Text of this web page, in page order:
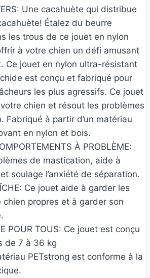
Une cacahuète qui distribue
Étalez du beurre
les trous de ce jouet en nylon
à votre chien un défi amusant
Ce jouet en nylon ultra-résistant
est conçu et fabriqué pour
les plus agressifs. Ce jouet
chien et résout les problèmes
Fabriqué à partir d’un matériau
en nylon et bois.
À PROBLÈME:
de mastication, aide à
soulage l’anxiété de séparation.
Ce jouet aide à garder les
propres et à garder son
POUR TOUS: Ce jouet est conçu
de 7 à 36 kg
PETstrong est conforme à la